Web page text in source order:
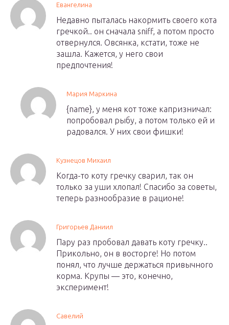
Евангелина
Недавно пыталась накормить своего кота
гречкой.. он сначала sniff, а потом просто
отвернулся. Овсянка, кстати, тоже не
зашла. Кажется, у него свои
предпочтения!
Мария Маркина
{name}, у меня кот тоже капризничал:
попробовал рыбу, а потом только ей и
радовался. У них свои фишки!
Кузнецов Михаил
Когда-то коту гречку сварил, так он
только за уши хлопал! Спасибо за советы,
теперь разнообразие в рационе!
Григорьев Даниил
Пару раз пробовал давать коту гречку..
Прикольно, он в восторге! Но потом
понял, что лучше держаться привычного
корма. Крупы — это, конечно,
эксперимент!
Савелий